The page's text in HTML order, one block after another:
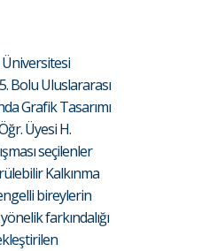
Bolu Uluslararası
Grafik Tasarımı
Üyesi H.
seçilenler
Kalkınma
bireylerin
farkındalığı